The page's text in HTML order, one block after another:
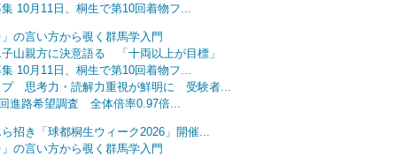
10月11日、桐生で第10回着物フ...
の言い方から覗く群馬学入門
山親方に決意語る 「十両以上が目標」
10月11日、桐生で第10回着物フ...
プ 思考力・読解力重視が鮮明に 受験者...
回進路希望調査 全体倍率0.97倍...
招き「球都桐生ウィーク2026」開催...
の言い方から覗く群馬学入門